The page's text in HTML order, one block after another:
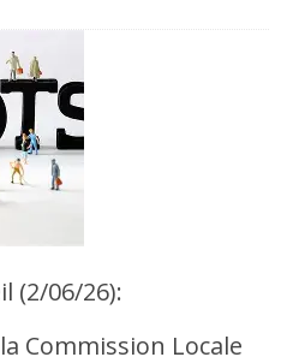
(2/06/26):
Commission Locale